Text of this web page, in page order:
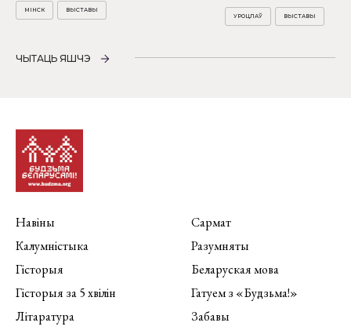
МІНСК ВЫСТАВЫ
УРОЦЛАЎ ВЫСТАВЫ
ЧЫТАЦЬ ЯШЧЭ
Навіны
Калумністыка
Гісторыя
Гісторыя за 5 хвілін
Літаратура
Сармат
Разумняты
Беларуская мова
Гатуем з «Будзьма!»
Забавы